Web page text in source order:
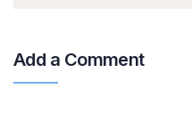
Add a Comment